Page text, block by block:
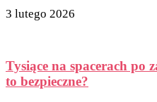
3 lutego 2026
Tysiące na spacerach po
to bezpieczne?